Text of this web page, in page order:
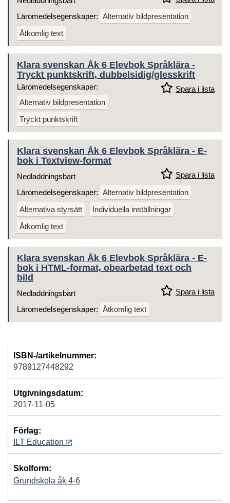
Läromedelsegenskaper: Alternativ bildpresentation
Åtkomlig text
Klara svenskan Åk 6 Elevbok Språklära -
Tryckt punktskrift, dubbelsidig/glesskrift
Spara i lista
Läromedelsegenskaper:
Alternativ bildpresentation
Tryckt punktskrift
Klara svenskan Åk 6 Elevbok Språklära - E-
bok i Textview-format
Spara i lista
Nedladdningsbart
Läromedelsegenskaper: Alternativ bildpresentation
Alternativa styrsätt
Individuella inställningar
Åtkomlig text
Klara svenskan Åk 6 Elevbok Språklära - E-
bok i HTML-format, obearbetad text och
bild
Spara i lista
Nedladdningsbart
Läromedelsegenskaper: Åtkomlig text
ISBN-/artikelnummer:
9789127448292
Utgivningsdatum:
2017-11-05
Förlag:
ILT Education
Skolform:
Grundskola åk 4-6